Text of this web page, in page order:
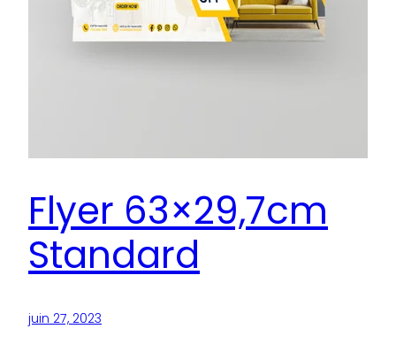
Flyer 63×29,7cm
Standard
juin 27, 2023